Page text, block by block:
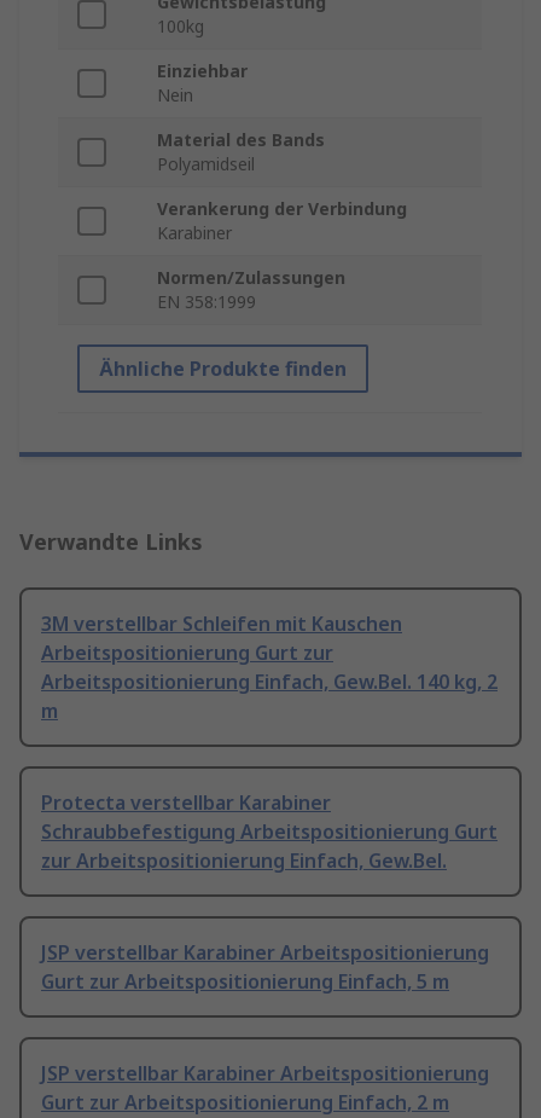
100kg
Einziehbar
Nein
Material des Bands
Polyamidseil
Verankerung der Verbindung
Karabiner
Normen/Zulassungen
EN 358:1999
Ähnliche Produkte finden
Verwandte Links
3M verstellbar Schleifen mit Kauschen
Arbeitspositionierung Gurt zur
Arbeitspositionierung Einfach, Gew.Bel. 140 kg, 2
m
Protecta verstellbar Karabiner
Schraubbefestigung Arbeitspositionierung Gurt
zur Arbeitspositionierung Einfach, Gew.Bel.
JSP verstellbar Karabiner Arbeitspositionierung
Gurt zur Arbeitspositionierung Einfach, 5 m
JSP verstellbar Karabiner Arbeitspositionierung
Gurt zur Arbeitspositionierung Einfach, 2 m